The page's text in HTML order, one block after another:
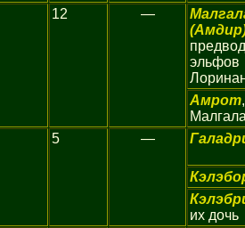
12 —
эльфов
Амрот
5 —
их дочь